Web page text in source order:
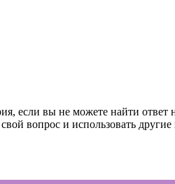
если вы не можете найти
вопрос и использовать